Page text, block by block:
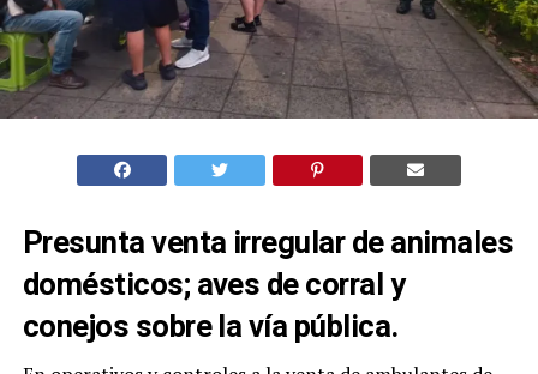
Presunta venta irregular de animales
domésticos; aves de corral y
conejos sobre la vía pública.